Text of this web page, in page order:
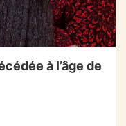
à l’âge de